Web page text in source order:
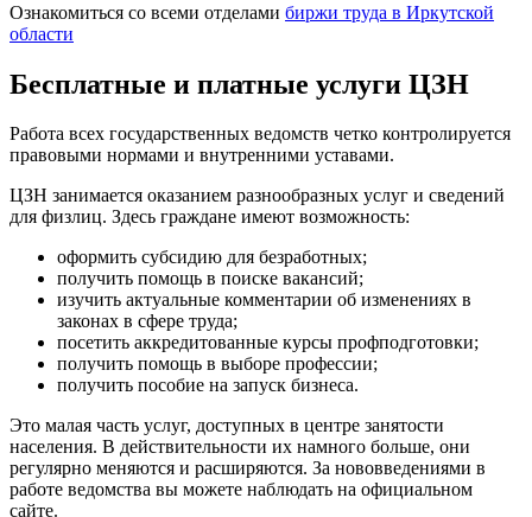
Ознакомиться со всеми отделами биржи труда в Иркутской
области
Бесплатные и платные услуги ЦЗН
Работа всех государственных ведомств четко контролируется
правовыми нормами и внутренними уставами.
ЦЗН занимается оказанием разнообразных услуг и сведений
для физлиц. Здесь граждане имеют возможность:
оформить субсидию для безработных;
получить помощь в поиске вакансий;
изучить актуальные комментарии об изменениях в
законах в сфере труда;
посетить аккредитованные курсы профподготовки;
получить помощь в выборе профессии;
получить пособие на запуск бизнеса.
Это малая часть услуг, доступных в центре занятости
населения. В действительности их намного больше, они
регулярно меняются и расширяются. За нововведениями в
работе ведомства вы можете наблюдать на официальном
сайте.